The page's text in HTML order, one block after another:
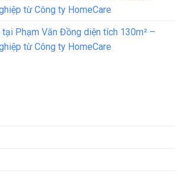
từ Công ty HomeCare
Phạm Văn Đồng diện tích 130m² –
từ Công ty HomeCare